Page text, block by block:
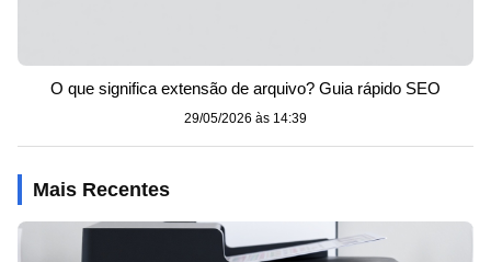
O que significa extensão de arquivo? Guia rápido SEO
29/05/2026 às 14:39
Mais Recentes